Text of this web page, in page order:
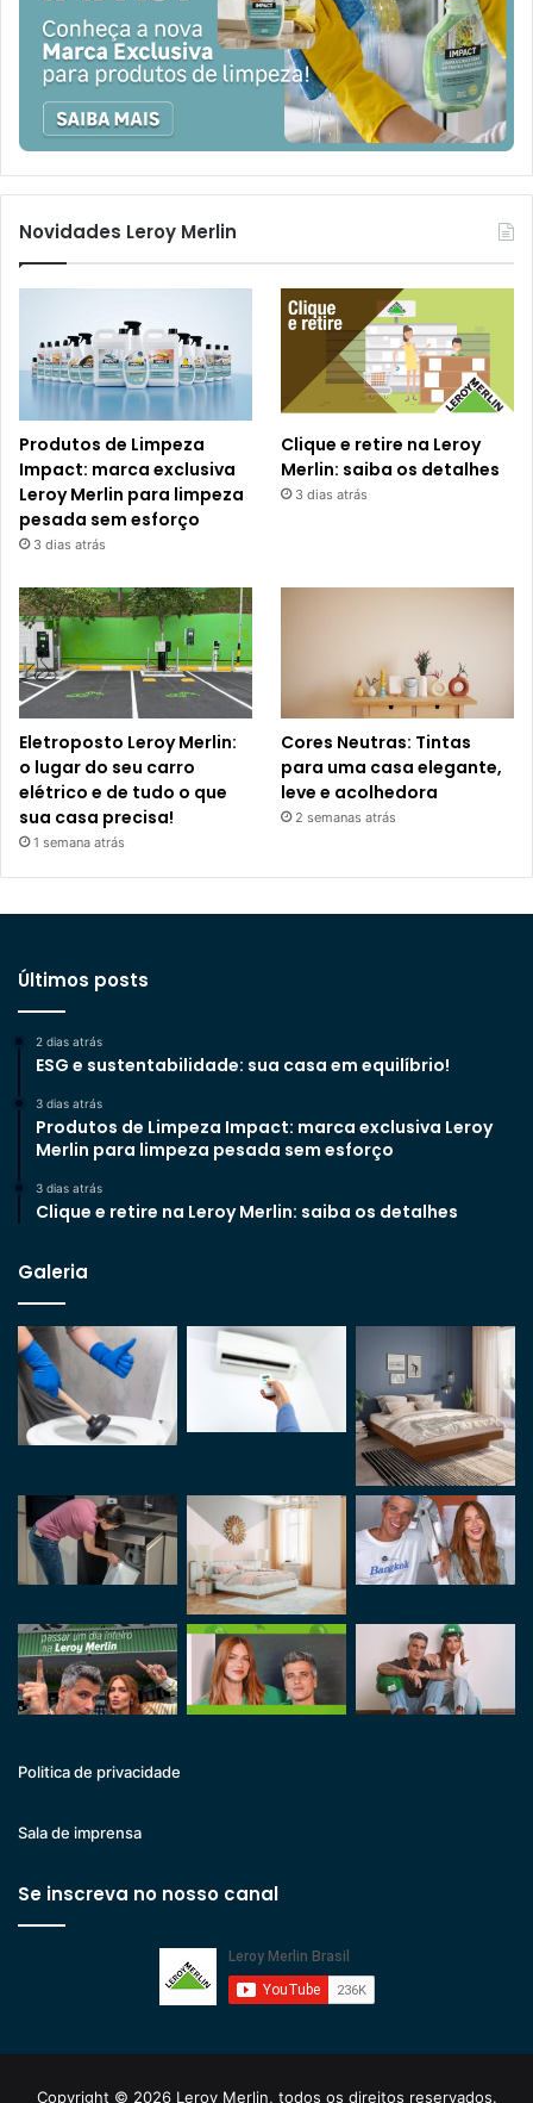
Novidades Leroy Merlin
Produtos de Limpeza
Impact: marca exclusiva
Leroy Merlin para limpeza
pesada sem esforço
3 dias atrás
Clique e retire na Leroy
Merlin: saiba os detalhes
3 dias atrás
Eletroposto Leroy Merlin:
o lugar do seu carro
elétrico e de tudo o que
sua casa precisa!
1 semana atrás
Cores Neutras: Tintas
para uma casa elegante,
leve e acolhedora
2 semanas atrás
Últimos posts
2 dias atrás
ESG e sustentabilidade: sua casa em equilíbrio!
3 dias atrás
Produtos de Limpeza Impact: marca exclusiva Leroy
Merlin para limpeza pesada sem esforço
3 dias atrás
Clique e retire na Leroy Merlin: saiba os detalhes
Galeria
Politica de privacidade
Sala de imprensa
Se inscreva no nosso canal
Copyright © 2026 Leroy Merlin, todos os direitos reservados.